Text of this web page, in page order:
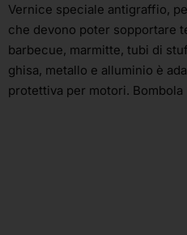
Vernice speciale antigraffio,
che devono poter sopportare
barbecue, marmitte, tubi di
ghisa, metallo e alluminio è
protettiva per motori. Bombola